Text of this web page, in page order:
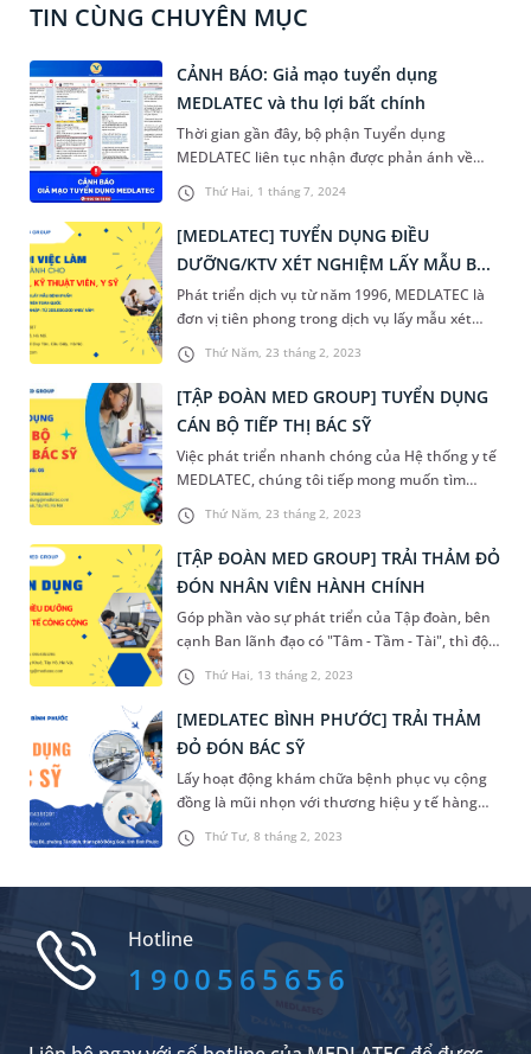
TIN CÙNG CHUYÊN MỤC
Thứ Hai, 1 tháng 7, 2024
CẢNH BÁO: Giả mạo tuyển dụng
MEDLATEC và thu lợi bất chính
Thời gian gần đây, bộ phận Tuyển dụng
MEDLATEC liên tục nhận được phản ánh về
tình trạng giả mạo thương hiệu, lôi kéo ứng
viên đăng ký việc làm và yêu cầu nộp những
khoản chi phí bất hợp lý nhằm thu lợi. Đây là
hành vi gây tổn hại nghiêm trọng đến danh dự
thương hiệu và cá nhân các ứng viên,
MEDLATEC xin đưa ra cảnh báo để ứng viên cẩn
trọng hơn trong quá trình ứng tuyển.
Thứ Năm, 23 tháng 2, 2023
[MEDLATEC] TUYỂN DỤNG ĐIỀU
DƯỠNG/KTV XÉT NGHIỆM LẤY MẪU B...
Phát triển dịch vụ từ năm 1996, MEDLATEC là
đơn vị tiên phong trong dịch vụ lấy mẫu xét
nghiệm tận nơi. Với 25 năm kinh nghiệm và
phục vụ hơn 2 triệu lượt khách hàng/năm,
MEDLATEC là thương hiệu được hàng triệu
người Việt tin dùng. Do nhu cầu tăng cao, năm
2023 MEDLATEC tuyển dụng thêm ĐIỀU
DƯỠNG/KTV XÉT NGHIỆM cho vị trí LẤY MẪU
TẠI NHÀ
Thứ Năm, 23 tháng 2, 2023
[TẬP ĐOÀN MED GROUP] TUYỂN DỤNG
CÁN BỘ TIẾP THỊ BÁC SỸ
Việc phát triển nhanh chóng của Hệ thống y tế
MEDLATEC, chúng tôi tiếp mong muốn tìm
kiếm các Cán bộ tiếp thị để cùng hợp tác
Thứ Hai, 13 tháng 2, 2023
[TẬP ĐOÀN MED GROUP] TRẢI THẢM ĐỎ
ĐÓN NHÂN VIÊN HÀNH CHÍNH
Góp phần vào sự phát triển của Tập đoàn, bên
cạnh Ban lãnh đạo có "Tâm - Tầm - Tài", thì đội
ngũ nhân viên là miếng ghép không thể thiếu
để tạo thành đội ngũ sự hùng mạnh. Tập đoàn
Med Group trải thảm đỏ đón cán bộ hành
chính.
Thứ Tư, 8 tháng 2, 2023
[MEDLATEC BÌNH PHƯỚC] TRẢI THẢM
ĐỎ ĐÓN BÁC SỸ
Lấy hoạt động khám chữa bệnh phục vụ cộng
đồng là mũi nhọn với thương hiệu y tế hàng
đầu cùng hoạt động mở rộng quy mô của
phòng khám, [MEDLATEC BÌNH PHƯỚC] trải
Hotline
1900565656